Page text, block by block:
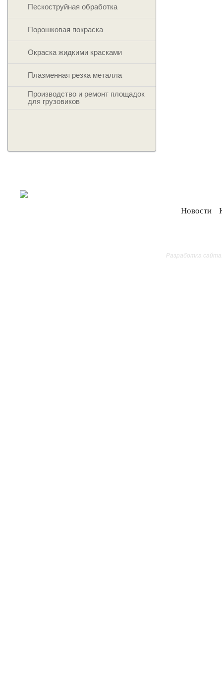
Пескоструйная обработка
Порошковая покраска
Окраска жидкими красками
Плазменная резка металла
Производство и ремонт площадок
для грузовиков
Новости
Разработка